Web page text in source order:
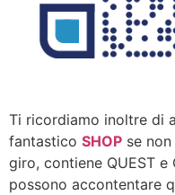
Ti ricordiamo inoltre di
fantastico SHOP se
giro, contiene QUEST e
possono accontentare